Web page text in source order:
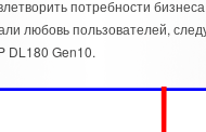
потребности
любовь пользователей,
DL180 Gen10.